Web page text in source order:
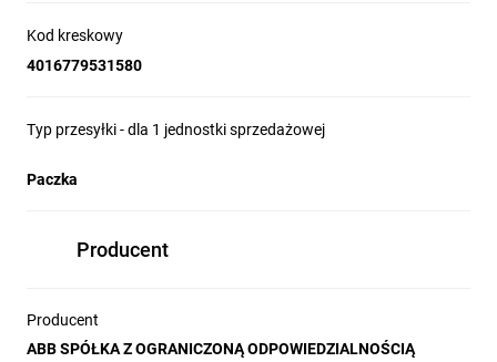
Kod kreskowy
4016779531580
Typ przesyłki - dla 1 jednostki sprzedażowej
Paczka
Producent
Producent
ABB SPÓŁKA Z OGRANICZONĄ ODPOWIEDZIALNOŚCIĄ